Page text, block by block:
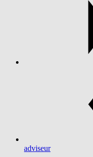
adviseur